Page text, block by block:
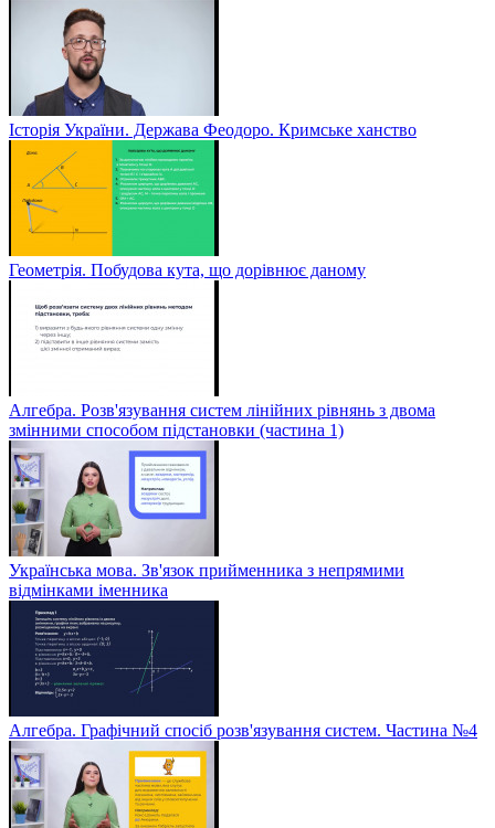
Історія України. Держава Феодоро. Кримське ханство
Геометрія. Побудова кута, що дорівнює даному
Алгебра. Розв'язування систем лінійних рівнянь з двома
змінними способом підстановки (частина 1)
Українська мова. Зв'язок прийменника з непрямими
відмінками іменника
Алгебра. Графічний спосіб розв'язування систем. Частина №4